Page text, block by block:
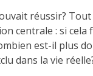
réussir?
centrale : si cela
est-il plus
dans la vie